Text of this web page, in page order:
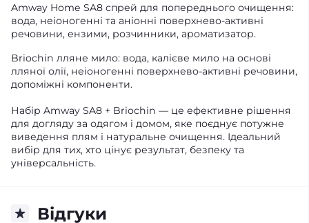
Amway Home SA8 спрей для попереднього очищення:
вода, неіоногенні та аніонні поверхнево-активні
речовини, ензими, розчинники, ароматизатор.
Briochin лляне мило: вода, калієве мило на основі
лляної олії, неіоногенні поверхнево-активні речовини,
допоміжні компоненти.
Набір Amway SA8 + Briochin — це ефективне рішення
для догляду за одягом і домом, яке поєднує потужне
виведення плям і натуральне очищення. Ідеальний
вибір для тих, хто цінує результат, безпеку та
універсальність.
Відгуки